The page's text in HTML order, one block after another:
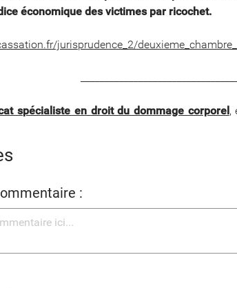
économique des victimes par ricochet.
jurisprudence_2/
spécialiste en droit du dommage corporel,
: